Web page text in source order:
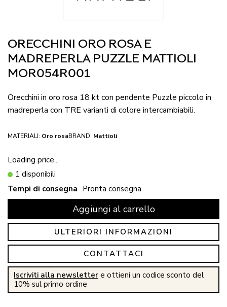
ORECCHINI ORO ROSA E
MADREPERLA PUZZLE MATTIOLI
MOR054R001
Orecchini in oro rosa 18 kt con pendente Puzzle piccolo in
madreperla con TRE varianti di colore intercambiabili.
MATERIALI: Oro rosaBRAND: Mattioli
Loading price...
1 disponibili
Tempi di consegna Pronta consegna
Aggiungi al carrello
ULTERIORI INFORMAZIONI
CONTATTACI
Iscriviti alla newsletter e ottieni un codice sconto del
10% sul primo ordine